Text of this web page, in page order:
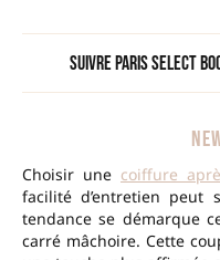
Suivre Paris Select
Choisir une coiffure
facilité d’entretien peut
tendance se démarque
carré mâchoire. Cette